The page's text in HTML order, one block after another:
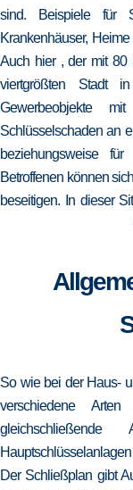
sind. Beispiele für
Krankenhäuser,
Auch hier , der mit 80
viertgrößten Stadt
Gewerbeobjekte
Schlüsselschaden an
beziehungsweise
Betroffenen können
beseitigen. In dieser
So wie bei der Haus-
verschiedene
Der Schließplan gibt